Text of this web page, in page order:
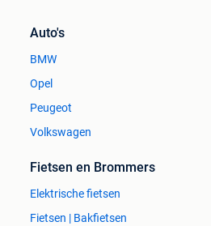
Auto's
BMW
Opel
Peugeot
Volkswagen
Fietsen en Brommers
Elektrische fietsen
Fietsen | Bakfietsen